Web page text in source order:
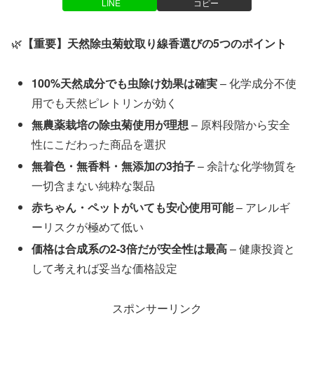
LINE コピー
🌿 【重要】天然除虫菊蚊取り線香選びの5つのポイント
100%天然成分でも虫除け効果は確実– 化学成分不使
用でも天然ピレトリンが効く
無農薬栽培の除虫菊使用が理想– 原料段階から安全
性にこだわった商品を選択
無着色・無香料・無添加の3拍子– 余計な化学物質を
一切含まない純粋な製品
赤ちゃん・ペットがいても安心使用可能– アレルギ
ーリスクが極めて低い
価格は合成系の2-3倍だが安全性は最高– 健康投資と
して考えれば妥当な価格設定
スポンサーリンク